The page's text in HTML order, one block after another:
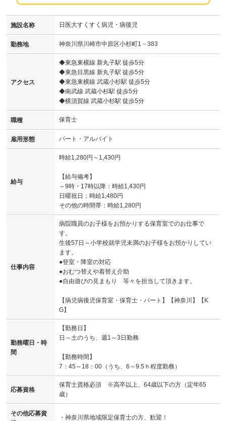
施設名称 日医大すくすく病児・病後児
勤務地 神奈川県川崎市中原区小杉町1－383
アクセス
◆東急東横線 新丸子駅 徒歩5分
◆東急目黒線 新丸子駅 徒歩5分
◆東急東横線 武蔵小杉駅 徒歩5分
◆南武線 武蔵小杉駅 徒歩5分
◆横須賀線 武蔵小杉駅 徒歩5分
職種 保育士
雇用形態 パート・アルバイト
給与
時給1,280円～1,430円
【給与備考】
～9時・17時以降：時給1,430円
日曜祝日：時給1,480円
その他の時間帯：時給1,280円
仕事内容
病院職員のお子様をお預かりする保育室でのお仕事で
す。
生後57日～小学校就学児未満のお子様をお預かりしてい
ます。
●登室・降室の対応
●おむつ替えや着替え介助
●自由遊びの見まもり 等々を担当して頂きます。
【病児病後児保育室・保育士・パート】【神奈川】【K
G】
勤務曜日・時
間
【勤務日】
日～土のうち、週1～3日勤務
【勤務時間】
7：45～18：00（うち、6～9.5ｈ程度勤務）
応募資格
保育士資格必須 ※高卒以上、64歳以下の方（定年65
歳）
その他応募資
・神奈川県地域限定保育士の方、歓迎！